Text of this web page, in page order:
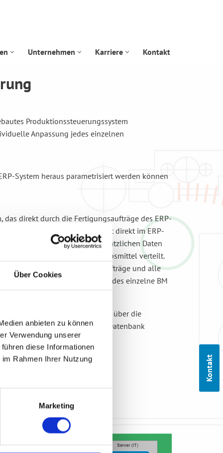
Über Cookies
anbieten zu können
Verwendung unserer
diese Informationen
Rahmen Ihrer Nutzung
Marketing
Unternehmen Karriere Kontakt
Produktionssteuerungssystem
Anpassung jedes einzelnen
System heraus parametrisiert werden können
direkt durch die Fertigungsaufträge des ERP-
Varianten und Versionen erfolgt direkt im ERP-
automatisch mit zusätzlichen Daten
und auf die einzelnen Betriebsmittel verteilt.
über den die Betriebsmittelaufträge und alle
(für extern entwickelte BM) an jedes einzelne BM
Prüfungen werden wiederum über die
in einer QS-Datenbank
Kontakt